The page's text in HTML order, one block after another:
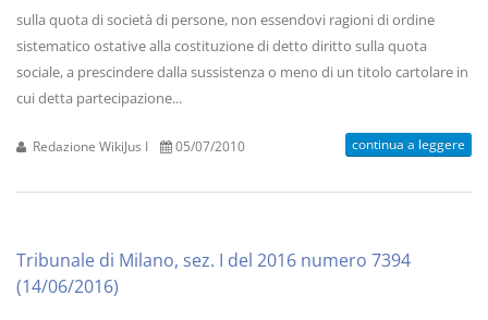
sulla quota di società di persone, non essendovi ragioni di ordine
sistematico ostative alla costituzione di detto diritto sulla quota
sociale, a prescindere dalla sussistenza o meno di un titolo cartolare in
cui detta partecipazione...
Redazione WikiJus I 05/07/2010 continua a leggere
Tribunale di Milano, sez. I del 2016 numero 7394
(14/06/2016)